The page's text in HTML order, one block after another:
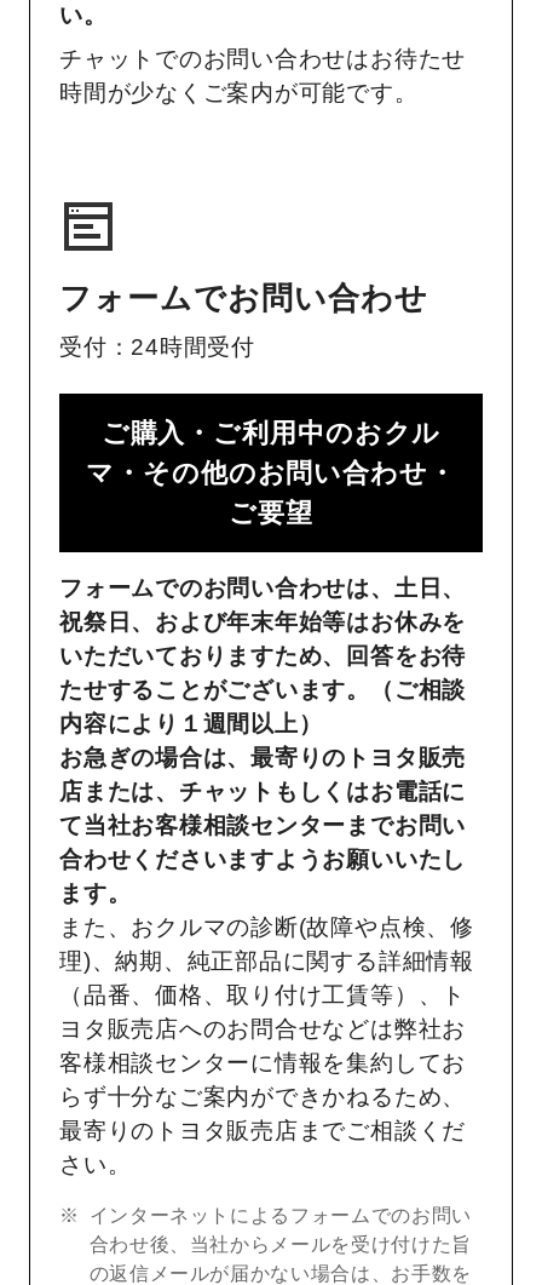
い。
チャットでのお問い合わせはお待たせ
時間が少なくご案内が可能です。
フォームでお問い合わせ
受付：24時間受付
ご購入・ご利用中のおクル
マ・その他のお問い合わせ・
ご要望​
フォームでのお問い合わせは、土日、
祝祭日、および年末年始等はお休みを
いただいておりますため、回答をお待
たせすることがございます。（ご相談
内容により１週間以上）
お急ぎの場合は、最寄りのトヨタ販売
店または、チャットもしくはお電話に
て当社お客様相談センターまでお問い
合わせくださいますようお願いいたし
ます。
また、おクルマの診断(故障や点検、修
理)、納期、純正部品に関する詳細情報
（品番、価格、取り付け工賃等）、ト
ヨタ販売店へのお問合せなどは弊社お
客様相談センターに情報を集約してお
らず十分なご案内ができかねるため、
最寄りのトヨタ販売店までご相談くだ
さい。
インターネットによるフォームでのお問い
合わせ後、当社からメールを受け付けた旨
の返信メールが届かない場合は、お手数を